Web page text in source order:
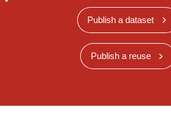
Publish a dataset
Publish a reuse